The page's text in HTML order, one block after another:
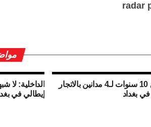
radar
الداخلية: لا
إيطالي في
السجن 10 سنوات لـ4 مدانين بالاتجار
في بغداد